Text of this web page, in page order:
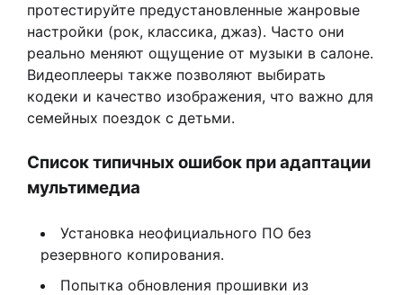
протестируйте предустановленные жанровые
настройки (рок, классика, джаз). Часто они
реально меняют ощущение от музыки в салоне.
Видеоплееры также позволяют выбирать
кодеки и качество изображения, что важно для
семейных поездок с детьми.
Список типичных ошибок при адаптации
мультимедиа
Установка неофициального ПО без
резервного копирования.
Попытка обновления прошивки из